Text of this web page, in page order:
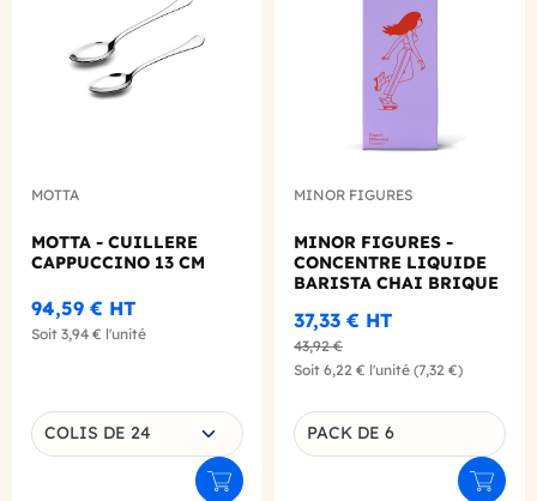
MOTTA
MOTTA - CUILLERE
CAPPUCCINO 13 CM
94,59 € HT
Soit 3,94 € l'unité
Choisissez une déclinaison
COLIS DE 24
Ajouter au panier
MINOR FIGURES
MINOR FIGURES -
CONCENTRE LIQUIDE
BARISTA CHAI BRIQUE
37,33 € HT
43,92 €
Soit 6,22 € l'unité (7,32 €)
Déclinaison du produit
PACK DE 6